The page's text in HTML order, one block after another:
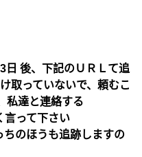
後、下記のＵＲＬて追
取っていないで、頼むこ
達と連絡する
く言って下さい
ちのほうも追跡しますの